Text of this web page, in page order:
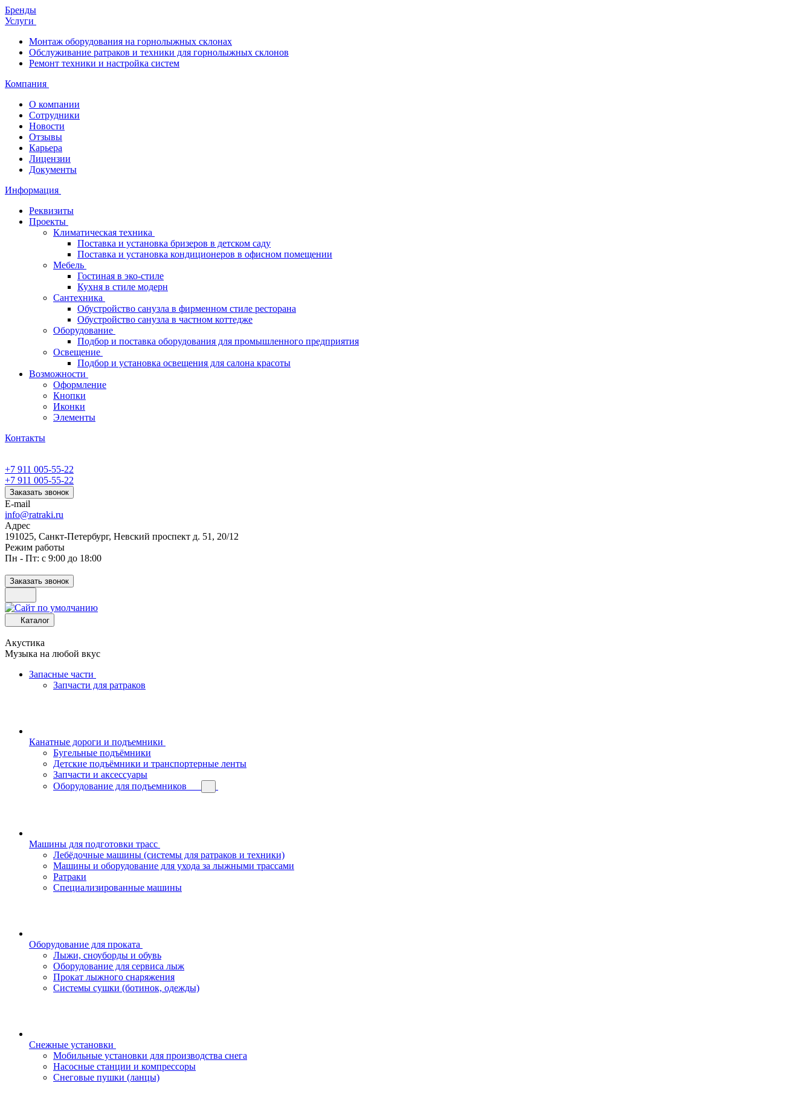
Бренды
Услуги
Монтаж оборудования на горнолыжных склонах
Обслуживание ратраков и техники для горнолыжных склонов
Ремонт техники и настройка систем
Компания
О компании
Сотрудники
Новости
Отзывы
Карьера
Лицензии
Документы
Информация
Реквизиты
Проекты
Климатическая техника
Поставка и установка бризеров в детском саду
Поставка и установка кондиционеров в офисном помещении
Мебель
Гостиная в эко-стиле
Кухня в стиле модерн
Сантехника
Обустройство санузла в фирменном стиле ресторана
Обустройство санузла в частном коттедже
Оборудование
Подбор и поставка оборудования для промышленного предприятия
Освещение
Подбор и установка освещения для салона красоты
Возможности
Оформление
Кнопки
Иконки
Элементы
Контакты
+7 911 005-55-22
+7 911 005-55-22
Заказать звонок
E-mail
info@ratraki.ru
Адрес
191025, Санкт-Петербург, Невский проспект д. 51, 20/12
Режим работы
Пн - Пт: с 9:00 до 18:00
Заказать звонок
Каталог
Акустика
Музыка на любой вкус
Запасные части
Запчасти для ратраков
Канатные дороги и подъемники
Бугельные подъёмники
Детские подъёмники и транспортерные ленты
Запчасти и аксессуары
Оборудование для подъемников
Машины для подготовки трасс
Лебёдочные машины (системы для ратраков и техники)
Машины и оборудование для ухода за лыжными трассами
Ратраки
Специализированные машины
Оборудование для проката
Лыжи, сноуборды и обувь
Оборудование для сервисa лыж
Прокат лыжного снаряжения
Системы сушки (ботинок, одежды)
Снежные установки
Мобильные установки для производства снега
Насосные станции и компрессоры
Снеговые пушки (ланцы)